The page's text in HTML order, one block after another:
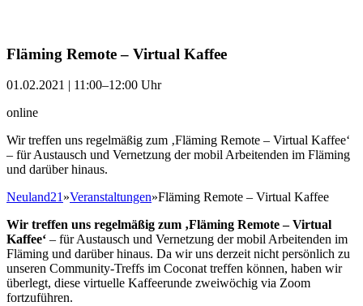
Fläming Remote – Virtual Kaffee
01.02.2021 | 11:00–12:00 Uhr
online
Wir treffen uns regelmäßig zum ‚Fläming Remote – Virtual Kaffee‘
– für Austausch und Vernetzung der mobil Arbeitenden im Fläming
und darüber hinaus.
Neuland21»Veranstaltungen»Fläming Remote – Virtual Kaffee
Wir treffen uns regelmäßig zum ‚Fläming Remote – Virtual
Kaffee‘ – für Austausch und Vernetzung der mobil Arbeitenden im
Fläming und darüber hinaus. Da wir uns derzeit nicht persönlich zu
unseren Community-Treffs im Coconat treffen können, haben wir
überlegt, diese virtuelle Kaffeerunde zweiwöchig via Zoom
fortzuführen.